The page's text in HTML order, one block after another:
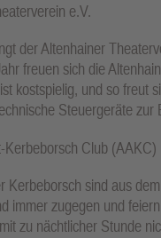
e.V.
der Altenhainer
freuen sich die
kostspielig, und so freut
Steuergeräte
Kerbeborsch Club (AAKC)
Kerbeborsch sind aus
immer zugegen und
zu nächtlicher Stunde